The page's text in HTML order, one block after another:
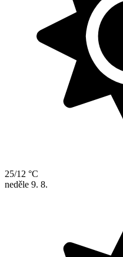
25/12 °C
neděle 9. 8.